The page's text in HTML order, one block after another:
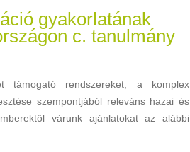
gyakorlatának
c. tanulmány
támogató rendszereket, a komplex
szempontjából releváns hazai és
várunk ajánlatokat az alábbi